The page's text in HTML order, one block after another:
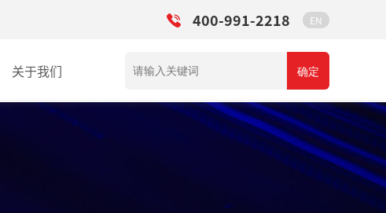
400-991-2218 EN
关于我们 确定